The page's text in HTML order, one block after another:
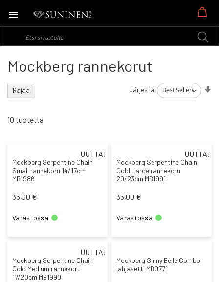
Mockberg rannekorut
10 tuotetta
Järjestä
UUTTA!
Mockberg Serpentine Chain
Small rannekoru 14/17cm
MB1986
35,00 €
Varastossa
UUTTA!
Mockberg Serpentine Chain
Gold Large rannekoru
20/23cm MB1991
35,00 €
Varastossa
UUTTA!
Mockberg Serpentine Chain
Gold Medium rannekoru
17/20cm MB1990
Mockberg Shiny Belle Combo
lahjasetti MB0771
Rajaa